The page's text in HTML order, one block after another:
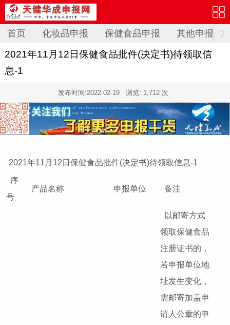
首页 化妆品申报 保健食品申报 其他申报
2021年11月12日保健食品批件(决定书)待领取信
息-1
发布时间:2022-02-19 浏览: 1,712 次
2021年11月12日保健食品批件(决定书)待领取信息-1
序
号
产品名称 申报单位 备注
以邮寄方式
领取保健食品
注册证书的，
若申报单位地
址发生变化，
需邮寄加盖申
请人公章的申